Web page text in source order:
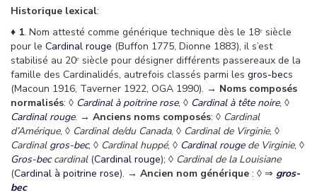
Historique lexical:
♦ 1. Nom attesté comme générique technique dès le 18ᵉ siècle
pour le Cardinal rouge (Buffon 1775, Dionne 1883), il s’est
stabilisé au 20ᵉ siècle pour désigner différents passereaux de la
famille des Cardinalidés, autrefois classés parmi les gros-becs
(Macoun 1916, Taverner 1922, OGA 1990). → Noms composés
normalisés: ◊ Cardinal à poitrine rose, ◊ Cardinal à tête noire, ◊
Cardinal rouge. → Anciens noms composés: ◊ Cardinal
d’Amérique, ◊ Cardinal de/du Canada, ◊ Cardinal de Virginie, ◊
Cardinal gros-bec, ◊ Cardinal huppé, ◊ Cardinal rougede Virginie, ◊
Gros-beccardinal (Cardinal rouge); ◊ Cardinal de la Louisiane
(Cardinal à poitrine rose). → Ancien nom générique : ◊ ⇒ gros-
bec